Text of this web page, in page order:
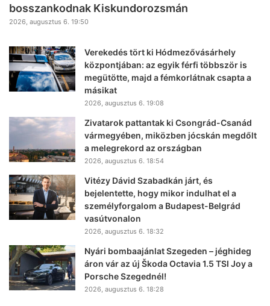
bosszankodnak Kiskundorozsmán
2026, augusztus 6. 19:50
Verekedés tört ki Hódmezővásárhely
központjában: az egyik férfi többször is
megütötte, majd a fémkorlátnak csapta a
másikat
2026, augusztus 6. 19:08
Zivatarok pattantak ki Csongrád-Csanád
vármegyében, miközben jócskán megdőlt
a melegrekord az országban
2026, augusztus 6. 18:54
Vitézy Dávid Szabadkán járt, és
bejelentette, hogy mikor indulhat el a
személyforgalom a Budapest-Belgrád
vasútvonalon
2026, augusztus 6. 18:32
Nyári bombaajánlat Szegeden – jéghideg
áron vár az új Škoda Octavia 1.5 TSI Joy a
Porsche Szegednél!
2026, augusztus 6. 18:28